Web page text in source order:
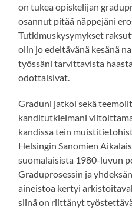
on tukea opiskelijan
osannut pitää näppejäni
Tutkimuskysymykset
olin jo edeltävänä kesänä
työssäni tarvittavista
odottaisivat.
Graduni jatkoi sekä
kanditutkielmani
kandissa tein
Helsingin Sanomien
suomalaisista 1980-luvun
Graduprosessin ja
aineistoa kertyi
siinä on riittänyt